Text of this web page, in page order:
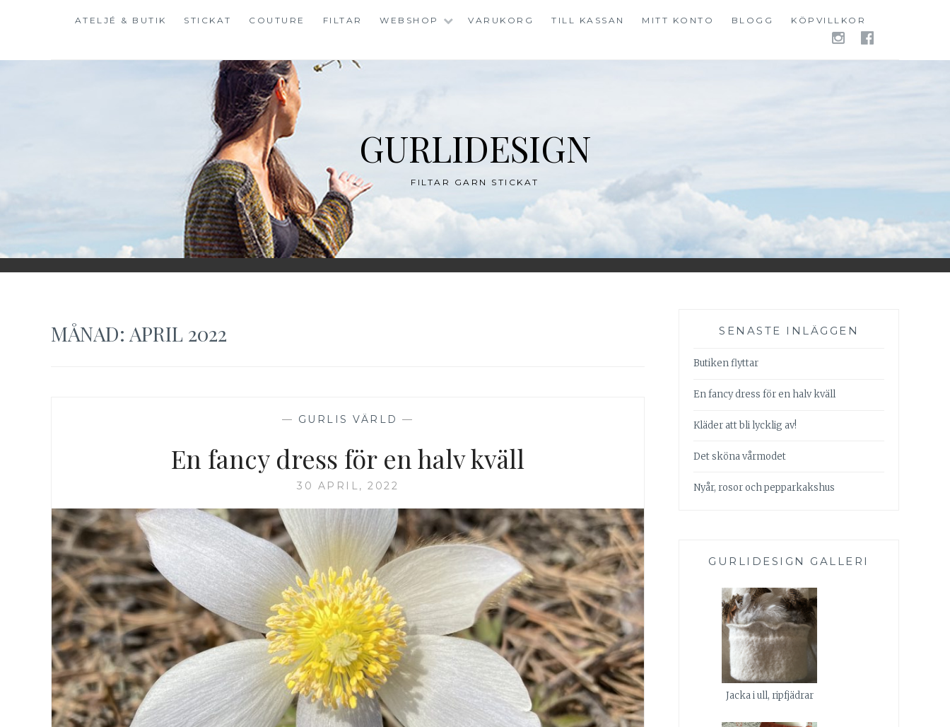
ATELJÉ & BUTIK STICKAT COUTURE FILTAR WEBSHOP VARUKORG TILL KASSAN MITT KONTO BLOGG KÖPVILLKOR
GURLIDESIGN
FILTAR GARN STICKAT
MÅNAD: APRIL 2022
— GURLIS VÄRLD —
En fancy dress för en halv kväll
30 APRIL, 2022
SENASTE INLÄGGEN
Butiken flyttar
En fancy dress för en halv kväll
Kläder att bli lycklig av!
Det sköna vårmodet
Nyår, rosor och pepparkakshus
GURLIDESIGN GALLERI
Jacka i ull, ripfjädrar